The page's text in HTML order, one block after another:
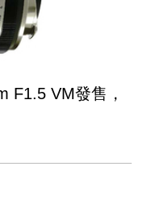
F1.5 VM發售，